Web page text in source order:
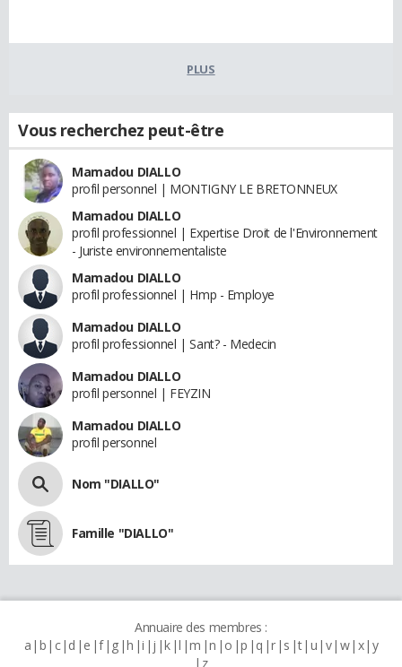
PLUS
Vous recherchez peut-être
Mamadou DIALLO
profil personnel | MONTIGNY LE BRETONNEUX
Mamadou DIALLO
profil professionnel | Expertise Droit de l'Environnement
- Juriste environnementaliste
Mamadou DIALLO
profil professionnel | Hmp - Employe
Mamadou DIALLO
profil professionnel | Sant? - Medecin
Mamadou DIALLO
profil personnel | FEYZIN
Mamadou DIALLO
profil personnel
Nom "DIALLO"
Famille "DIALLO"
Annuaire des membres :
a b c d e f g h i j k l m n o p q r s t u v w x y
z